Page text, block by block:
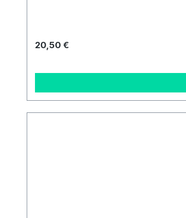
Regulärer Preis:
20,50 €